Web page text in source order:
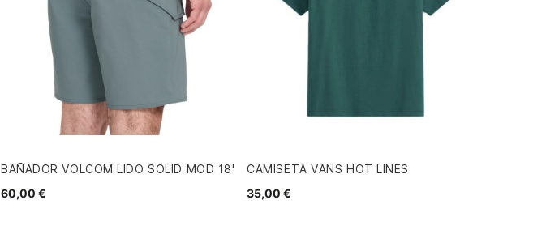
BAÑADOR VOLCOM LIDO SOLID MOD 18'
60,00 €
CAMISETA VANS HOT LINES
35,00 €